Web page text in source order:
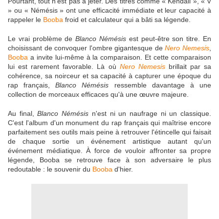
» ou « Némésis » ont une efficacité immédiate et leur capacité à
rappeler le Booba froid et calculateur qui a bâti sa légende.
Le vrai problème deBlanco Némésis est peut-être son titre. En
choisissant de convoquer l'ombre gigantesque deNero Nemesis
Booba a invite lui-même à la comparaison. Et cette comparaison
lui est rarement favorable. Là où Nero Nemesisbrillait par sa
cohérence, sa noirceur et sa capacité à capturer une époque du
rap français,Blanco Némésis ressemble davantage à une
collection de morceaux efficaces qu'à une œuvre majeure.
Au final,Blanco Némésis n'est ni un naufrage ni un classique.
C'est l'album d'un monument du rap français qui maîtrise encore
parfaitement ses outils mais peine à retrouver l'étincelle qui faisait
de chaque sortie un événement artistique autant qu'un
événement médiatique. À force de vouloir affronter sa propre
légende, Booba se retrouve face à son adversaire le plus
redoutable : le souvenir du Booba d'hier.